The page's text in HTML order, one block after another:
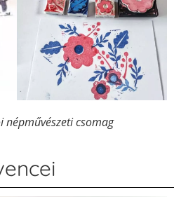
népművészeti csomag